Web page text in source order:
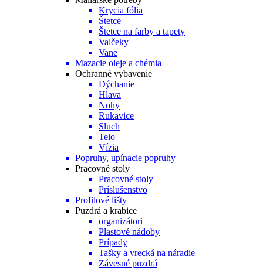
Krycia fólia
Štetce
Štetce na farby a tapety
Valčeky
Vane
Mazacie oleje a chémia
Ochranné vybavenie
Dýchanie
Hlava
Nohy
Rukavice
Sluch
Telo
Vízia
Popruhy, upínacie popruhy
Pracovné stoly
Pracovné stoly
Príslušenstvo
Profilové lišty
Puzdrá a krabice
organizátori
Plastové nádoby
Prípady
Tašky a vrecká na náradie
Závesné puzdrá